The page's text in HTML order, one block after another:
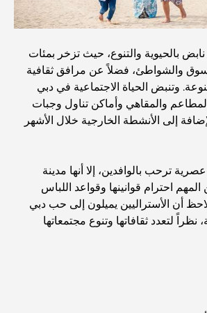
أماكن تناول الطعام في دبي
العالم
بها مع الأطفال في دبي: دليل عائلي شامل
الشاطئية في دبي لقضاء عطلة فاخرة
في دبي للحظات لا تُنسى
بالحيوية والتنوع، حيث تزخر بمئات
والشواطئ، فضلاً عن مرافق ثقافية
وتنبض الحياة الاجتماعية في دبي
والمقاهي وأماكن تناول وجبات
إلى الأنشطة الخارجية خلال الأشهر
ترحب بالوافدين، إلا أنها مدينة
المهم احترام قوانينها وقواعد اللباس
أن الأستراليين يميلون إلى حب دبي
نظراً لتعدد ثقافاتها وتنوع مجتمعاتها